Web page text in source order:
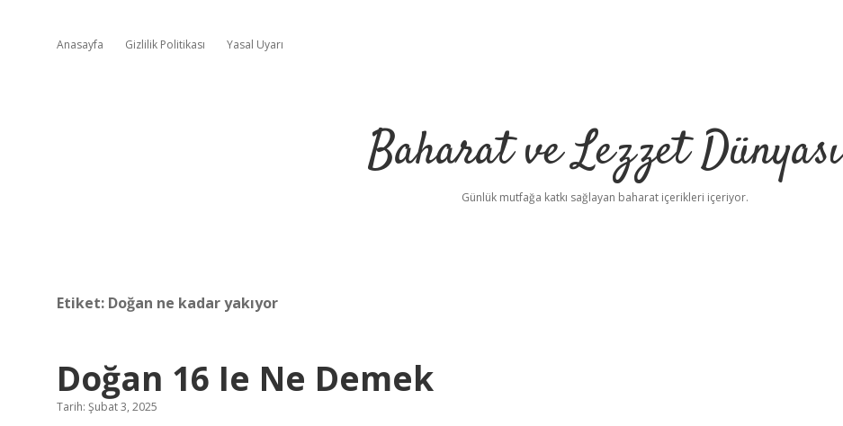
Anasayfa Gizlilik Politikası Yasal Uyarı
Baharat ve Lezzet Dünyası
Günlük mutfağa katkı sağlayan baharat içerikleri içeriyor.
Etiket: Doğan ne kadar yakıyor
Doğan 16 Ie Ne Demek
Tarih: Şubat 3, 2025